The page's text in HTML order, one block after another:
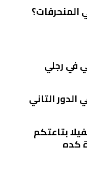
المنحرفات؟
في رجلي
التاني
بتاعتكم
كده